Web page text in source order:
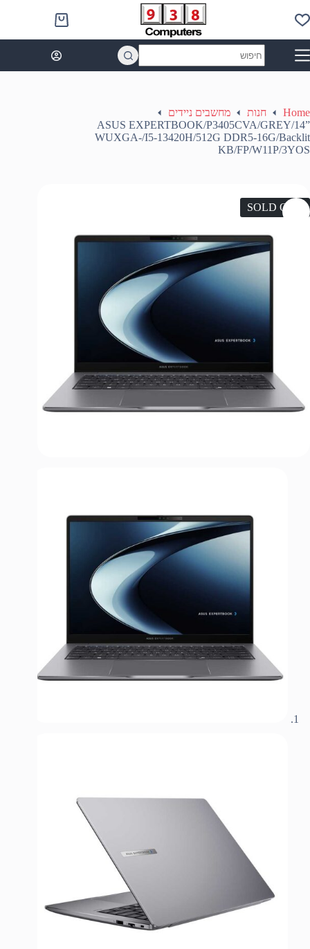
to
content
Shopping
cart
results
Home חנות
מחשבים ניידים
ASUS EXPERTBOOK/P3405CVA/GREY/14”
WUXGA-/I5-13420H/512G DDR5-16G/Backlit
KB/FP/W11P/3YOS
SOLD OUT